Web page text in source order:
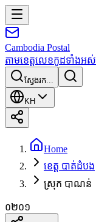
Cambodia Postal
តាមខេត្តលេខកូដទាំងអស់
ស្វែងរក...
KH
Home
ខេត្ត បាត់ដំបង
ស្រុក បាណន់
០២០១